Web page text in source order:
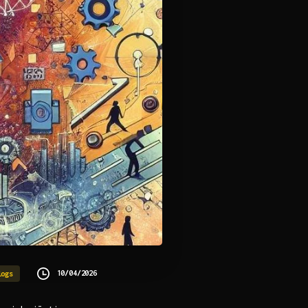
10/04/2026